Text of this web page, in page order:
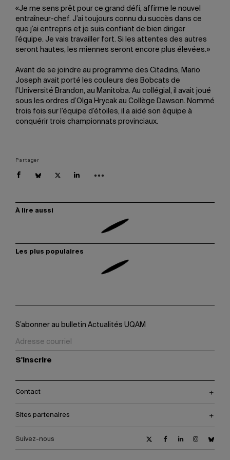
«Je me sens prêt pour ce grand défi, affirme le nouvel
entraîneur-chef. J’ai toujours connu du succès dans ce
que j’ai entrepris et je suis confiant de bien diriger
l’équipe. Je vais travailler fort. Si les attentes des autres
seront hautes, les miennes seront encore plus élevées.»
Avant de se joindre au programme des Citadins, Mario
Joseph avait porté les couleurs des Bobcats de
l’Université Brandon, au Manitoba. Au collégial, il avait joué
sous les ordres d’Olga Hrycak au Collège Dawson. Nommé
trois fois sur l’équipe d’étoiles, il a aidé son équipe à
conquérir trois championnats provinciaux.
Partager
À lire aussi
Les plus populaires
S’abonner au bulletin Actualités UQAM
S'inscrire
Contact
Sites partenaires
Suivez-nous